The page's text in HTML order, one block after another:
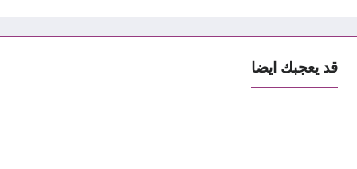
قد يعجبك ايضا